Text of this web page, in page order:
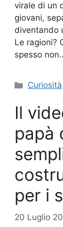
virale di un
giovani,
diventando
Le ragioni?
spesso
Categorie
Curiosità
Il
papà
per i
20 Luglio